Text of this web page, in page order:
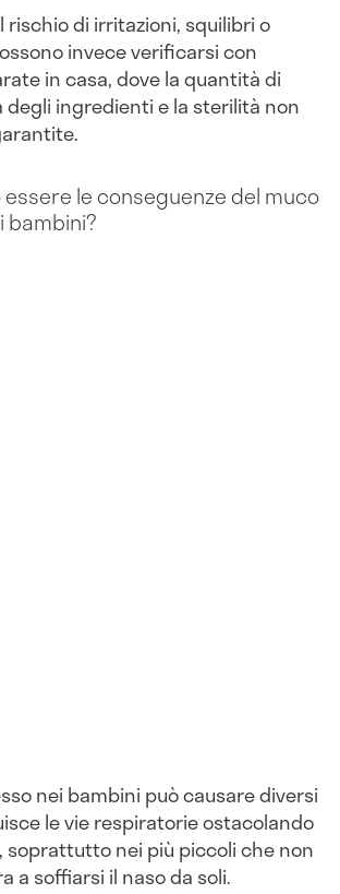
rischio di irritazioni, squilibri o
invece verificarsi con
in casa, dove la quantità di
degli ingredienti e la sterilità non
essere le conseguenze del muco
bambini?
nei bambini può causare diversi
le vie respiratorie ostacolando
soprattutto nei più piccoli che non
a soffiarsi il naso da soli.